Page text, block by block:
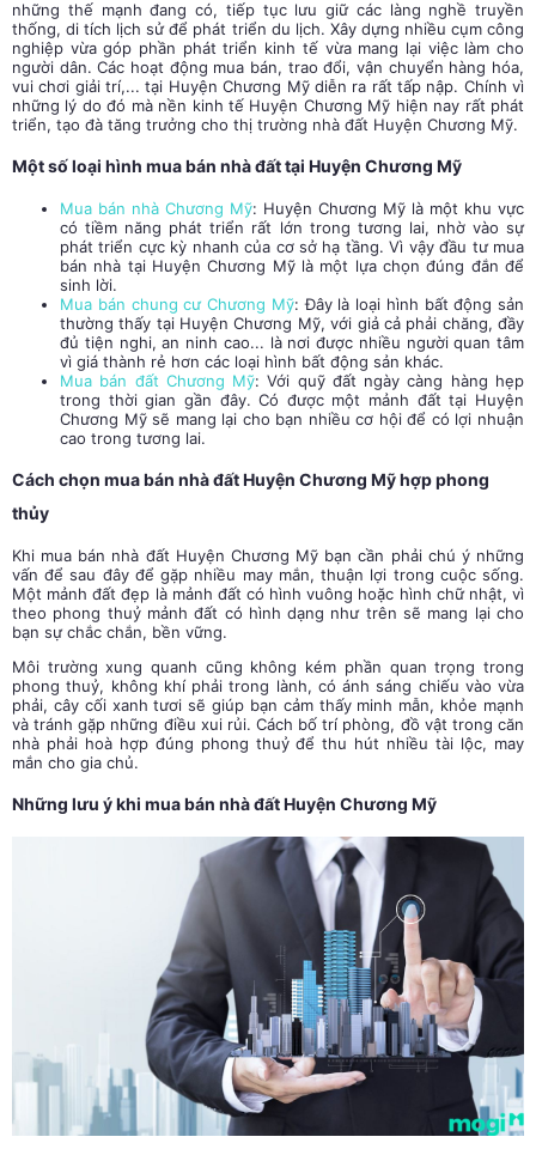
những thế mạnh đang có, tiếp tục lưu giữ các làng nghề truyền
thống, di tích lịch sử để phát triển du lịch. Xây dựng nhiều cụm công
nghiệp vừa góp phần phát triển kinh tế vừa mang lại việc làm cho
người dân. Các hoạt động mua bán, trao đổi, vận chuyển hàng hóa,
vui chơi giải trí,... tại Huyện Chương Mỹ diễn ra rất tấp nập. Chính vì
những lý do đó mà nền kinh tế Huyện Chương Mỹ hiện nay rất phát
triển, tạo đà tăng trưởng cho thị trường nhà đất Huyện Chương Mỹ.
Một số loại hình mua bán nhà đất tại Huyện Chương Mỹ
Mua bán nhà Chương Mỹ: Huyện Chương Mỹ là một khu vực
có tiềm năng phát triển rất lớn trong tương lai, nhờ vào sự
phát triển cực kỳ nhanh của cơ sở hạ tầng. Vì vậy đầu tư mua
bán nhà tại Huyện Chương Mỹ là một lựa chọn đúng đắn để
sinh lời.
Mua bán chung cư Chương Mỹ: Đây là loại hình bất động sản
thường thấy tại Huyện Chương Mỹ, với giả cả phải chăng, đầy
đủ tiện nghi, an ninh cao... là nơi được nhiều người quan tâm
vì giá thành rẻ hơn các loại hình bất động sản khác.
Mua bán đất Chương Mỹ: Với quỹ đất ngày càng hàng hẹp
trong thời gian gần đây. Có được một mảnh đất tại Huyện
Chương Mỹ sẽ mang lại cho bạn nhiều cơ hội để có lợi nhuận
cao trong tương lai.
Cách chọn mua bán nhà đất Huyện Chương Mỹ hợp phong
thủy
Khi mua bán nhà đất Huyện Chương Mỹ bạn cần phải chú ý những
vấn để sau đây để gặp nhiều may mắn, thuận lợi trong cuộc sống.
Một mảnh đất đẹp là mảnh đất có hình vuông hoặc hình chữ nhật, vì
theo phong thuỷ mảnh đất có hình dạng như trên sẽ mang lại cho
bạn sự chắc chắn, bền vững.
Môi trường xung quanh cũng không kém phần quan trọng trong
phong thuỷ, không khí phải trong lành, có ánh sáng chiếu vào vừa
phải, cây cối xanh tươi sẽ giúp bạn cảm thấy minh mẫn, khỏe mạnh
và tránh gặp những điều xui rủi. Cách bố trí phòng, đồ vật trong căn
nhà phải hoà hợp đúng phong thuỷ để thu hút nhiều tài lộc, may
mắn cho gia chủ.
Những lưu ý khi mua bán nhà đất Huyện Chương Mỹ